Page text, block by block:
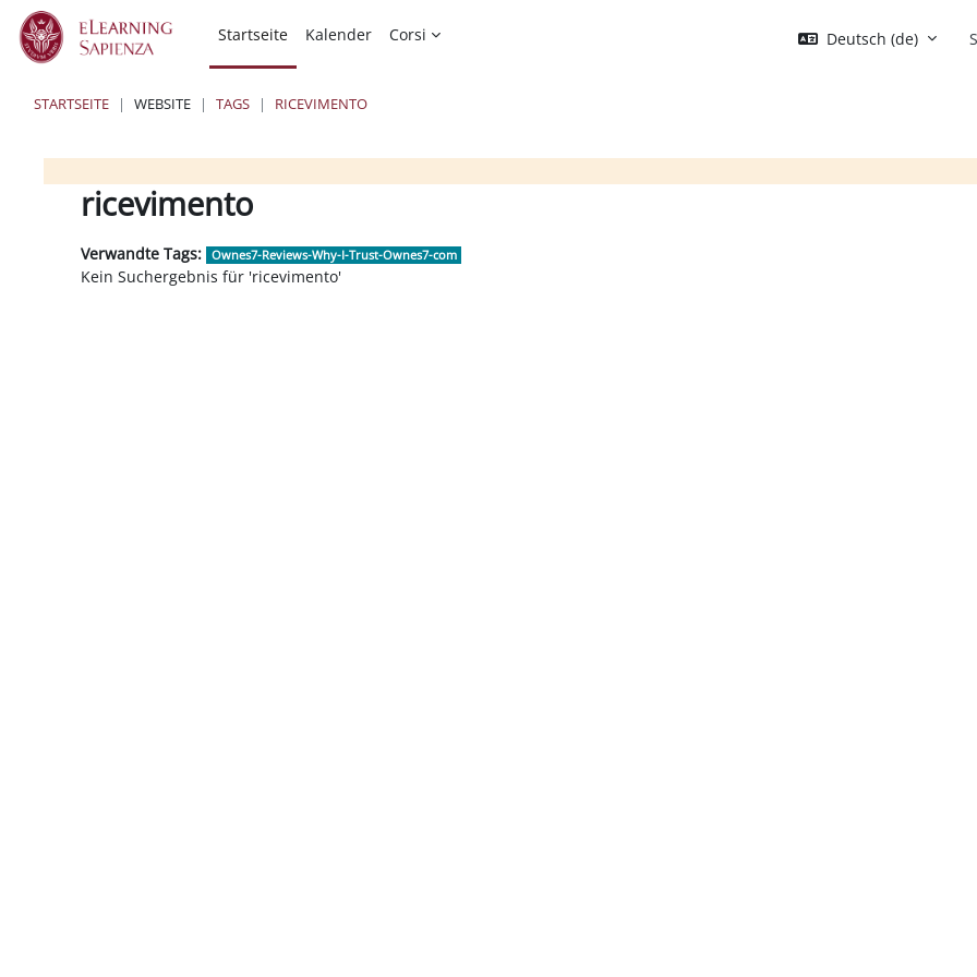
Zum Hauptinhalt
Startseite Kalender Corsi Deutsch ‎(de)‎
STARTSEITE WEBSITE TAGS RICEVIMENTO
Blöcke
Blöckericevimento
Verwandte Tags: Ownes7-Reviews-Why-I-Trust-Ownes7-com
Kein Suchergebnis für 'ricevimento'